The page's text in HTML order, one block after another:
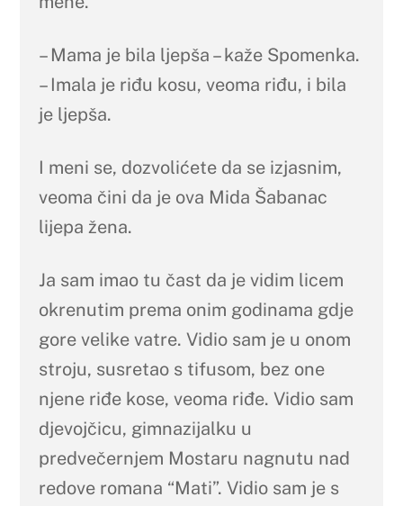
– Mama je bila ljepša – kaže Spomenka.
– Imala je riđu kosu, veoma riđu, i bila
je ljepša.
I meni se, dozvolićete da se izjasnim,
veoma čini da je ova Mida Šabanac
lijepa žena.
Ja sam imao tu čast da je vidim licem
okrenutim prema onim godinama gdje
gore velike vatre. Vidio sam je u onom
stroju, susretao s tifusom, bez one
njene riđe kose, veoma riđe. Vidio sam
djevojčicu, gimnazijalku u
predvečernjem Mostaru nagnutu nad
redove romana “Mati”. Vidio sam je s